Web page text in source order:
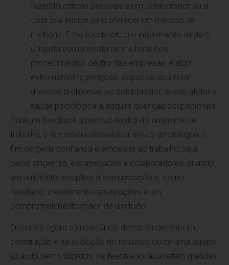
fazendo críticas pessoais a um colaborador ou a
toda sua equipe sem oferecer um método de
melhoria. Esse feedback, que infelizmente ainda é
utilizado como modo de melhoria nos
procedimentos dentro das empresas, é algo
extremamente perigoso, capaz de acarretar
diversos problemas ao colaborador, desde afetar a
saúde psicológica a adquirir doenças ocupacionais.
Para um feedback assertivo dentro do ambiente de
trabalho, é necessário possibilitar meios de diálogos a
fim de gerar confiança e empenho ao trabalho, seja
pelos dirigentes, encarregados e colaboradores, criando
um ambiente receptivo à comunicação e, como
resultado, crescimento nas relações e um
comprometimento maior de um todo.
Entendeu agora a importância dessa ferramenta na
construção e na evolução do indivíduo ou de uma equipe.
Quando bem utilizados, os feedbacks acarretam grandes